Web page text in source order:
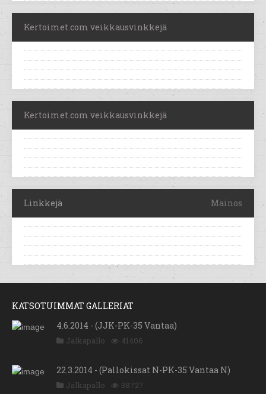
Kertoimet.com veikkausvinkkejä
Kertoimet.com veikkausvinkkejä
Linkkejä Mainos
KATSOTUIMMAT GALLERIAT
4.6.2014 - (JJK-PK-35 Vantaa)
Jalkapallo 41406
22.3.2014 - (Pallokissat N-PK-35 Vantaa N)
Jalkapallo 38727